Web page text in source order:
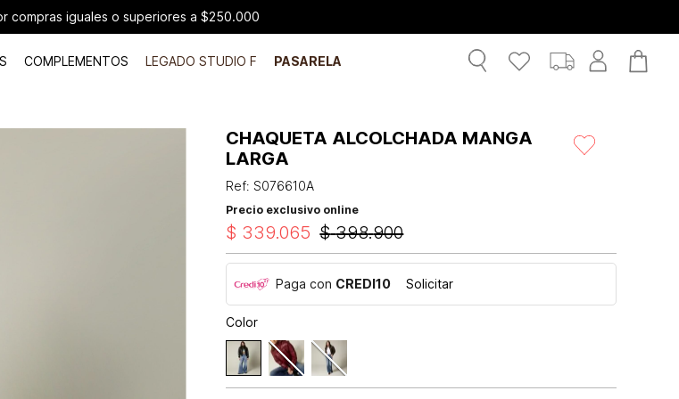
compras iguales o superiores a $250.000
COMPLEMENTOS LEGADO STUDIO F PASARELA
CHAQUETA ALCOLCHADA MANGA
LARGA
Ref:S076610A
Precio exclusivo online
$ 398.900
$ 339.065
Paga con CREDI10 Solicitar
Color